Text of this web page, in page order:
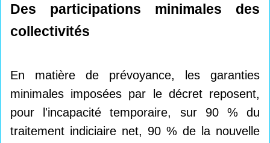
Des participations minimales des
collectivités
En matière de prévoyance, les garanties
minimales imposées par le décret reposent,
pour l'incapacité temporaire, sur 90 % du
traitement indiciaire net, 90 % de la nouvelle